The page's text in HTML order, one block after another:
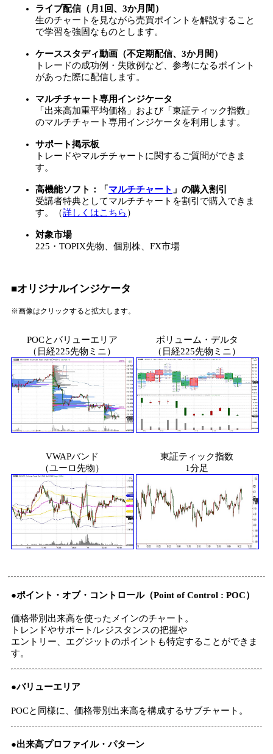
ライブ配信（月1回、3か月間）
生のチャートを見ながら売買ポイントを解説すること
で学習を強固なものとします。
ケーススタディ動画（不定期配信、3か月間）
トレードの成功例・失敗例など、参考になるポイント
があった際に配信します。
マルチチャート専用インジケータ
「出来高加重平均価格」および「東証ティック指数」
のマルチチャート専用インジケータを利用します。
サポート掲示板
トレードやマルチチャートに関するご質問ができま
す。
高機能ソフト：「 マルチチャート 」の購入割引
受講者特典としてマルチチャートを割引で購入できま
す。（詳しくはこちら ）
対象市場
225・TOPIX先物、個別株、FX市場
■オリジナルインジケータ
※画像はクリックすると拡大します。
POCとバリューエリア
（日経225先物ミニ）
ボリューム・デルタ
（日経225先物ミニ）
VWAPバンド
（ユーロ先物）
東証ティック指数
1分足
●ポイント・オブ・コントロール（Point of Control : POC）
価格帯別出来高を使ったメインのチャート。
トレンドやサポート/レジスタンスの把握や
エントリー、エグジットのポイントも特定することができま
す。
●バリューエリア
POCと同様に、価格帯別出来高を構成するサブチャート。
●出来高プロファイル・パターン